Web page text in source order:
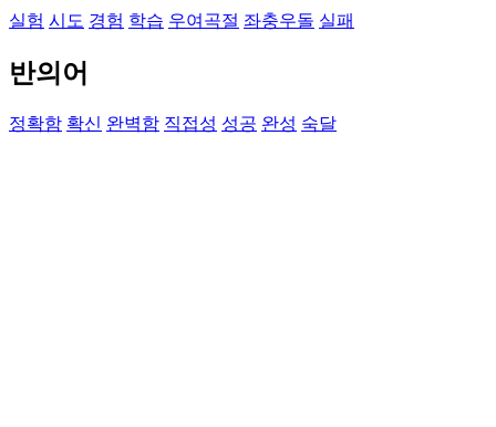
실험 시도 경험 학습 우여곡절 좌충우돌 실패
반의어
정확함 확신 완벽함 직접성 성공 완성 숙달